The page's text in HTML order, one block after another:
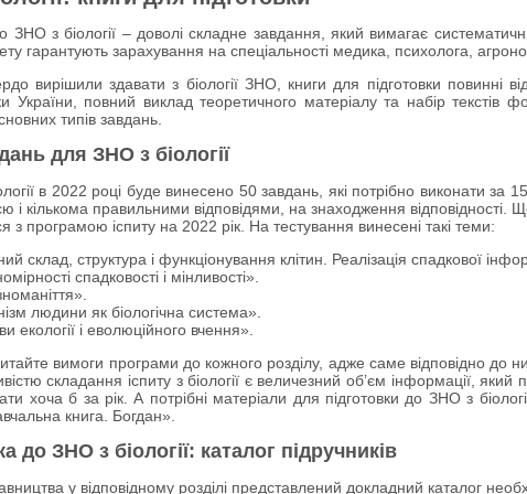
ЗНО з біології – доволі складне завдання, який вимагає
гарантують зарахування на спеціальності медика, психолога,
вирішили здавати з біології ЗНО, книги для підготовки повинні
України, повний виклад теоретичного матеріалу та набір текстів
типів завдань.
для ЗНО з біології
в 2022 році буде винесено 50 завдань, які потрібно виконати за
і кількома правильними відповідями, на знаходження відповідності.
з програмою іспиту на 2022 рік. На тестування винесені такі теми:
склад, структура і функціонування клітин. Реалізація спадкової
спадковості і мінливості».
людини як біологічна система».
екології і еволюційного вчення».
вимоги програми до кожного розділу, адже саме відповідно до
складання іспиту з біології є величезний об’єм інформації, який
хоча б за рік. А потрібні матеріали для підготовки до ЗНО з
книга. Богдан».
до ЗНО з біології: каталог підручників
у відповідному розділі представлений докладний каталог